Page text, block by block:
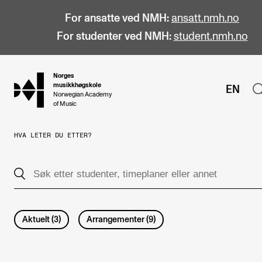
For ansatte ved NMH: ansatt.nmh.no
For studenter ved NMH: student.nmh.no
hjem
Norges
musikkhøgskole
Norwegian Academy
of Music
EN
Alle studier
Master
HVA LETER DU ETTER?
Aktuelt (3) Arrangementer(9)